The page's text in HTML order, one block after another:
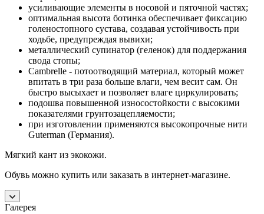
усиливающие элементы в носовой и пяточной частях;
оптимальная высота ботинка обеспечивает фиксацию
голеностопного сустава, создавая устойчивость при
ходьбе, предупреждая вывихи;
металлический супинатор (геленок) для поддержания
свода стопы;
Cambrelle - потоотводящий материал, который может
впитать в три раза больше влаги, чем весит сам. Он
быстро высыхает и позволяет влаге циркулировать;
подошва повышенной износостойкости с высокими
показателями грунтозацепляемости;
при изготовлении применяются высокопрочные нити
Guterman (Германия).
Мягкий кант из экокожи.
Обувь можно купить или заказать в интернет-магазине.
Галерея